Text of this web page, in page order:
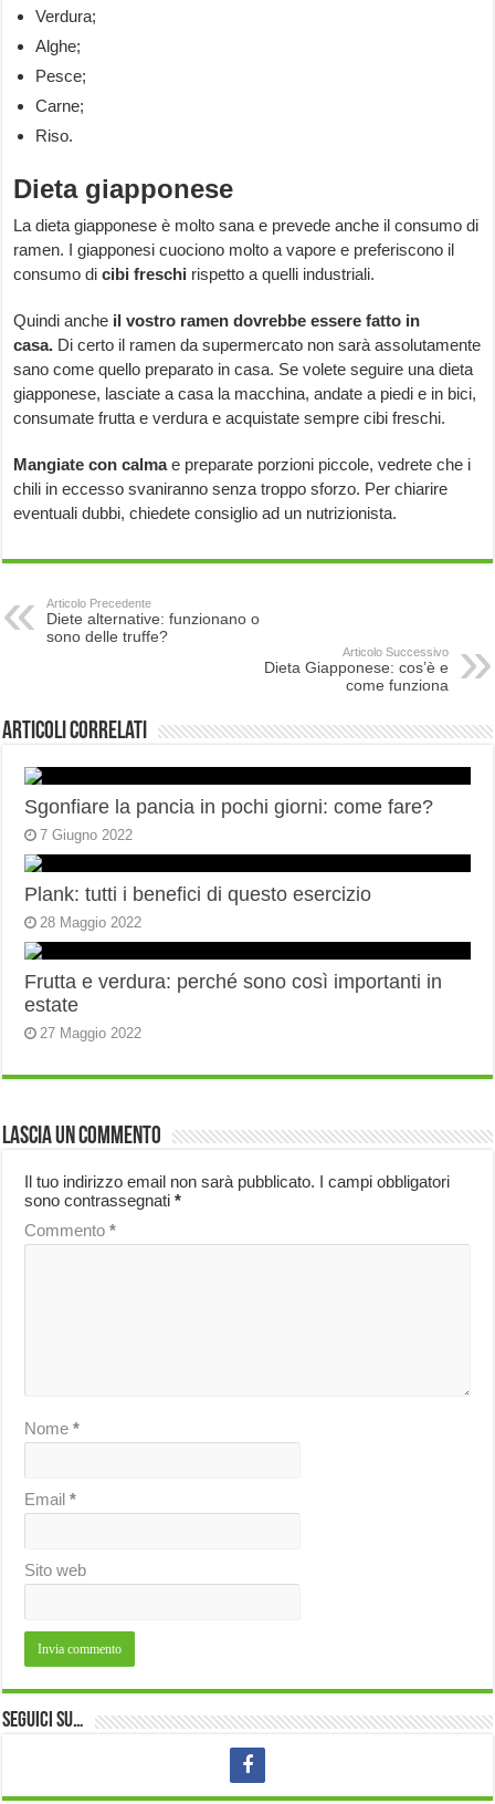
Verdura;
Alghe;
Pesce;
Carne;
Riso.
Dieta giapponese
La dieta giapponese è molto sana e prevede anche il consumo di
ramen. I giapponesi cuociono molto a vapore e preferiscono il
consumo dicibi freschi rispetto a quelli industriali.
Quindi anche il vostro ramen dovrebbe essere fatto in
casa. Di certo il ramen da supermercato non sarà assolutamente
sano come quello preparato in casa. Se volete seguire una dieta
giapponese, lasciate a casa la macchina, andate a piedi e in bici,
consumate frutta e verdura e acquistate sempre cibi freschi.
Mangiate con calmae preparate porzioni piccole, vedrete che i
chili in eccesso svaniranno senza troppo sforzo. Per chiarire
eventuali dubbi, chiedete consiglio ad un nutrizionista.
Articolo Precedente
Diete alternative: funzionano o
sono delle truffe?
Articolo Successivo
Dieta Giapponese: cos’è e
come funziona
Articoli correlati
Sgonfiare la pancia in pochi giorni: come fare?
7 Giugno 2022
Plank: tutti i benefici di questo esercizio
28 Maggio 2022
Frutta e verdura: perché sono così importanti in
estate
27 Maggio 2022
Lascia un commento
Il tuo indirizzo email non sarà pubblicato. I campi obbligatori
sono contrassegnati*
Commento*
Nome*
Email*
Sito web
Seguici su…